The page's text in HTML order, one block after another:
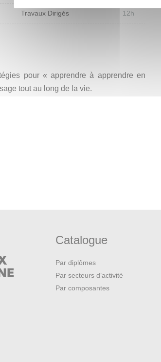
Travaux Dirigés 12h
pour « apprendre à apprendre en
tout au long de la vie.
Catalogue
Par diplômes
Par secteurs d’activité
Par composantes